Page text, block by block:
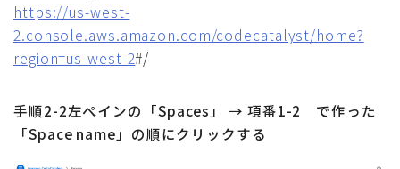
https://us-west-
2.console.aws.amazon.com/codecatalyst/home?
region=us-west-2#/
手順2-2左ペインの「Spaces」 → 項番1-2 で作った
「Space name」の順にクリックする